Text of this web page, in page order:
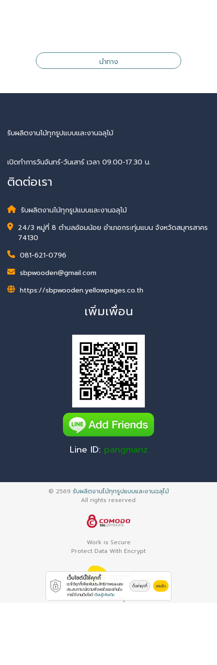
นำทาง
รับผลิตงานไม้ทุกรูปแบบและงานฉลุไม้
เปิดทำการวันจันทร์-วันเสาร์ เวลา 09.00-17.30 น.
ติดต่อเรา
รับผลิตงานไม้ทุกรูปแบบและงานฉลุไม้
24/3 หมู่ที่ 8 ตำบลอ้อมน้อย อำเภอกระทุ่มแบน จังหวัดสมุทรสาคร
74130
081-621-0796
sbpwooden@gmail.com
https://sbpwooden.yellowpages.co.th
เพิ่มเพื่อน
Line ID: pangmanz
© 2569 รับผลิตงานไม้ทุกรูปแบบและงานฉลุไม้
All rights reserved.
Work is Secure
Protect Data With Encrypt
Powered By
เว็บไซต์นี้ใช้คุกกี้
เราใช้คุกกี้เพื่อเพิ่มประสิทธิภาพและมอบ
ประสบการณ์ความพึงพอใจของท่านใน
การใช้งานเว็บไซต์เรียนรู้เพิ่มเติม
ตั้งค่าคุกกี้ ยอมรับ